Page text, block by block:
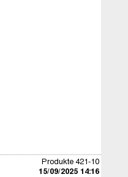
Produkte 421-10
15/09/2025 14:16